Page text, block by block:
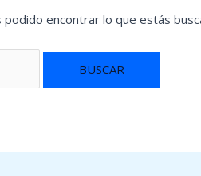
encontrar lo que estás